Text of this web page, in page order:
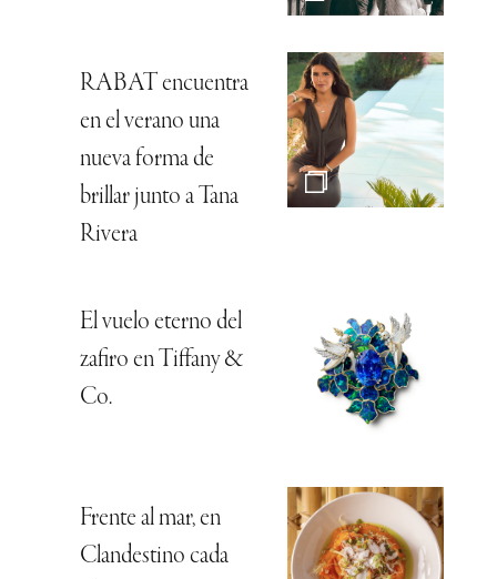
RABAT encuentra
en el verano una
nueva forma de
brillar junto a Tana
Rivera
El vuelo eterno del
zafiro en Tiffany &
Co.
Frente al mar, en
Clandestino cada